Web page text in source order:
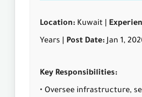
Location: Kuwait |
Years | Post Date:Jan 1,
Key Responsibilities:
• Oversee infrastructure,